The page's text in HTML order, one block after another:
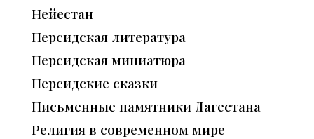
Нейестан
Персидская литература
Персидская миниатюра
Персидские сказки
Письменные памятники Дагестана
Религия в современном мире